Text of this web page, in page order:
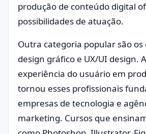
produção de conteúdo digital
possibilidades de atuação.
Outra categoria popular são os
design gráfico e UX/UI design.
experiência do usuário em
tornou esses profissionais
empresas de tecnologia e
marketing. Cursos que